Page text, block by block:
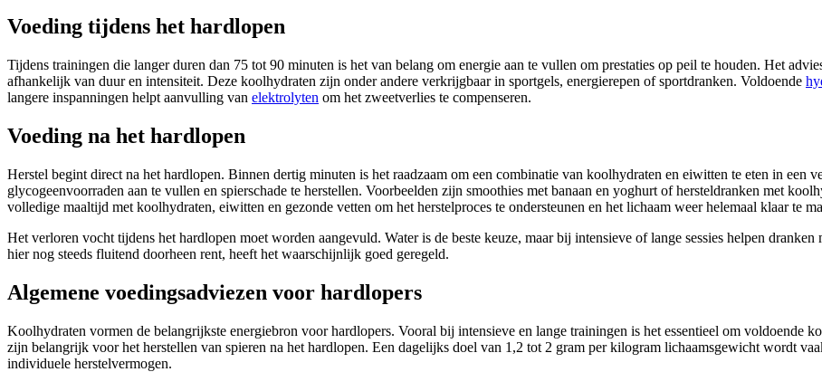
Voeding tijdens het hardlopen
Tijdens trainingen die langer duren dan 75 tot 90 minuten is het van belang om energie aan te vullen om prestaties op peil te houden. Het
afhankelijk van duur en intensiteit. Deze koolhydraten zijn onder andere verkrijgbaar in sportgels, energierepen of sportdranken. Voldoende
langere inspanningen helpt aanvulling van elektrolyten om het zweetverlies te compenseren.
Voeding na het hardlopen
Herstel begint direct na het hardlopen. Binnen dertig minuten is het raadzaam om een combinatie van koolhydraten en eiwitten te eten in een
glycogeenvoorraden aan te vullen en spierschade te herstellen. Voorbeelden zijn smoothies met banaan en yoghurt of hersteldranken met
volledige maaltijd met koolhydraten, eiwitten en gezonde vetten om het herstelproces te ondersteunen en het lichaam weer helemaal klaar te
Het verloren vocht tijdens het hardlopen moet worden aangevuld. Water is de beste keuze, maar bij intensieve of lange sessies helpen
hier nog steeds fluitend doorheen rent, heeft het waarschijnlijk goed geregeld.
Algemene voedingsadviezen voor hardlopers
Koolhydraten vormen de belangrijkste energiebron voor hardlopers. Vooral bij intensieve en lange trainingen is het essentieel om voldoende
zijn belangrijk voor het herstellen van spieren na het hardlopen. Een dagelijks doel van 1,2 tot 2 gram per kilogram lichaamsgewicht wordt
individuele herstelvermogen.